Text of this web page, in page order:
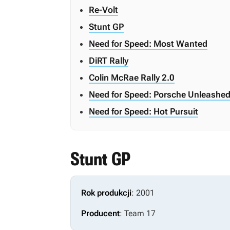
Re-Volt
Stunt GP
Need for Speed: Most Wanted
DiRT Rally
Colin McRae Rally 2.0
Need for Speed: Porsche Unleashed
Need for Speed: Hot Pursuit
Stunt GP
Rok produkcji: 2001
Producent: Team 17